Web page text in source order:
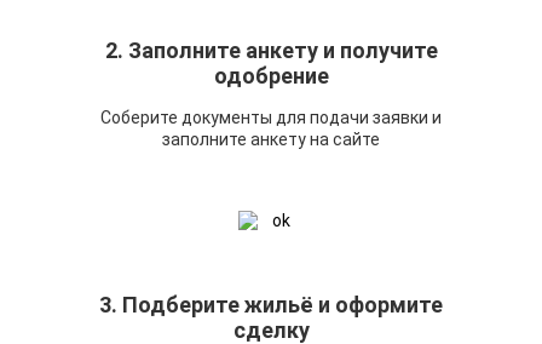
2. Заполните анкету и получите
одобрение
Соберите документы для подачи заявки и
заполните анкету на сайте
3. Подберите жильё и оформите
сделку